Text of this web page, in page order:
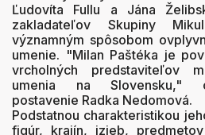
Ľudovíta Fullu a Jána
zakladateľov Skupiny
významným spôsobom
umenie. "Milan Paštéka je
vrcholných predstaviteľov
umenia na Slovensku,"
postavenie Radka Nedomová.
Podstatnou charakteristikou
figúr, krajín, izieb,